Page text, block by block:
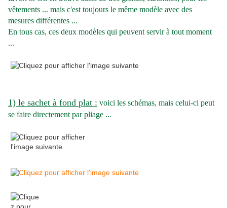
vêtements ... mais c'est toujours le même modèle avec des
mesures différentes ...
En tous cas, ces deux modèles qui peuvent servir à tout moment
...
1) le sachet à fond plat : voici les schémas, mais celui-ci peut
se faire directement par pliage ...